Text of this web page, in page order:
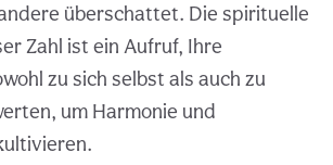
überschattet. Die spirituelle
Zahl ist ein Aufruf, Ihre
zu sich selbst als auch zu
um Harmonie und